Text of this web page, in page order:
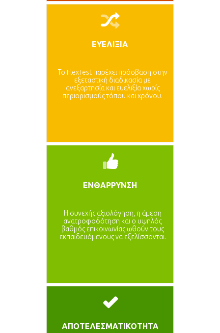
ΕΥΕΛΙΞΙΑ
Το FlexTest παρέχει πρόσβαση στην
εξεταστική διαδικασία με
ανεξαρτησία και ευελιξία χωρίς
περιορισμούς τόπου και χρόνου.
ΕΝΘΑΡΡΥΝΣΗ
Η συνεχής αξιολόγηση, η άμεση
ανατροφοδότηση και ο υψηλός
βαθμός επικοινωνίας ωθούν τους
εκπαιδευόμενους να εξελίσσονται.
ΑΠΟΤΕΛΕΣΜΑΤΙΚΟΤΗΤΑ